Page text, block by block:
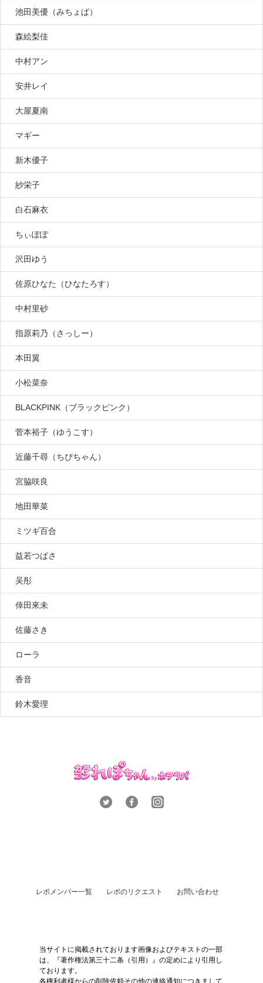
池田美優（みちょぱ）
森絵梨佳
中村アン
安井レイ
大屋夏南
マギー
新木優子
紗栄子
白石麻衣
ちぃぽぽ
沢田ゆう
佐原ひなた（ひなたろす）
中村里砂
指原莉乃（さっしー）
本田翼
小松菜奈
BLACKPINK（ブラックピンク）
菅本裕子（ゆうこす）
近藤千尋（ちぴちゃん）
宮脇咲良
地田華菜
ミツギ百合
益若つばさ
吴彤
倖田來未
佐藤さき
ローラ
香音
鈴木愛理
レポメンバー一覧 レポのリクエスト お問い合わせ
当サイトに掲載されております画像およびテキストの一部
は、『著作権法第三十二条（引用）』の定めにより引用し
ております。